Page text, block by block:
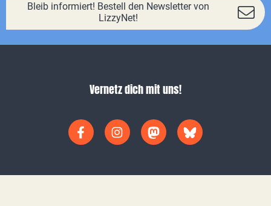
Bleib informiert! Bestell den Newsletter von
LizzyNet!
Vernetz dich mit uns!